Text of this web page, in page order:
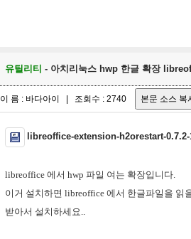
유틸리티 - 아치리눅스 hwp 한글 확장
이 름 : 바다아이 | 조회수 : 2740
libreoffice-extension-h2orestart-
libreoffice 에서 hwp 파일 여는 확장입니다.
이거 설치하면 libreoffice 에서 한글파일을 읽
받아서 설치하세요..